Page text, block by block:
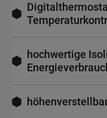
hochwertige